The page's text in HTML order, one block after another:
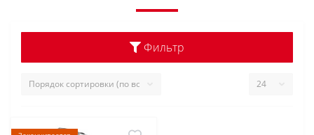
Фильтр